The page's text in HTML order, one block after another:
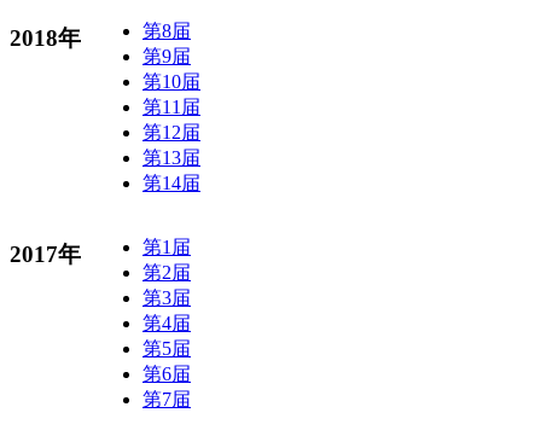
2018年
第8届
第9届
第10届
第11届
第12届
第13届
第14届
2017年
第1届
第2届
第3届
第4届
第5届
第6届
第7届